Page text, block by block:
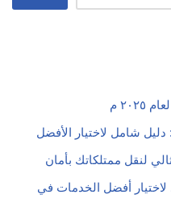
شامل لاختيار الأفضل
لنقل ممتلكاتك بأمان
لاختيار أفضل الخدمات في